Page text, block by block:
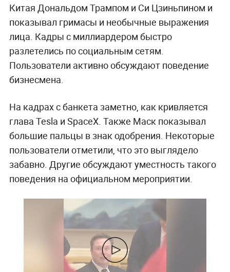
Китая Дональдом Трампом и Си Цзиньпином и
показывал гримасы и необычные выражения
лица. Кадры с миллиардером быстро
разлетелись по социальным сетям.
Пользователи активно обсуждают поведение
бизнесмена.
На кадрах с банкета заметно, как кривляется
глава Tesla и SpaceX. Также Маск показывал
большие пальцы в знак одобрения. Некоторые
пользователи отметили, что это выглядело
забавно. Другие обсуждают уместность такого
поведения на официальном мероприятии.